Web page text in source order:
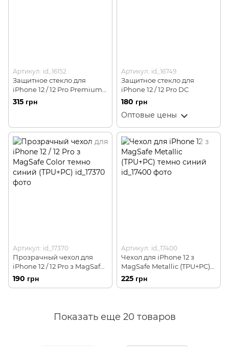
Артикул: id_16152
Защитное стекло для
iPhone 12 / 12 Pro Premium
Japan
315 грн
Артикул: id_16749
Защитное стекло для
iPhone 12 / 12 Pro DC
180 грн
Оптовые цены
Артикул: id_17370
Прозрачный чехол для
iPhone 12 / 12 Pro з MagSafe
Color темно синий (TPU+PC)
190 грн
Артикул: id_17400
Чехол для iPhone 12 з
MagSafe Metallic (TPU+PC)
темно синий
225 грн
Показать еще 20 товаров